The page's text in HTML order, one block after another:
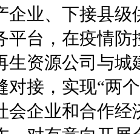
企业、下接县
平台，在疫情
生资源公司与
对接，实现“两
会企业和合作